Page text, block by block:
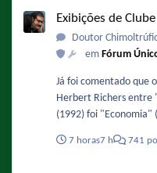
Exibições de
Doutor
em Fórum
Já foi comentado que
Herbert Richers entre
(1992) foi "Economia"
7 horas7 h 741